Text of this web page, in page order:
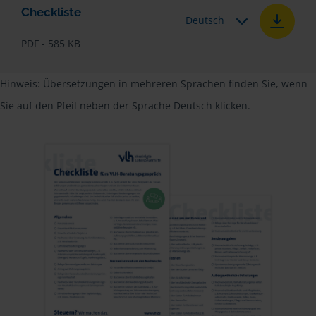
Checkliste
PDF - 585 KB
Deutsch
Hinweis: Übersetzungen in mehreren Sprachen finden Sie, wenn
Sie auf den Pfeil neben der Sprache Deutsch klicken.